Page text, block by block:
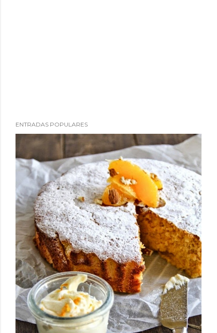
ENTRADAS POPULARES